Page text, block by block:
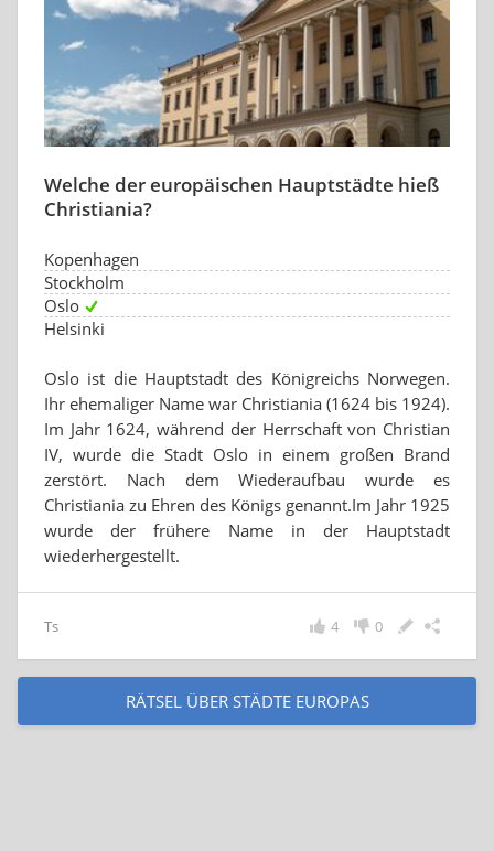
Welche der europäischen Hauptstädte hieß
Christiania?
Kopenhagen
Stockholm
Oslo
Helsinki
Oslo ist die Hauptstadt des Königreichs Norwegen.
Ihr ehemaliger Name war Christiania (1624 bis 1924).
Im Jahr 1624, während der Herrschaft von Christian
IV, wurde die Stadt Oslo in einem großen Brand
zerstört. Nach dem Wiederaufbau wurde es
Christiania zu Ehren des Königs genannt.Im Jahr 1925
wurde der frühere Name in der Hauptstadt
wiederhergestellt.
Ts 0
4
RÄTSEL ÜBER STÄDTE EUROPAS